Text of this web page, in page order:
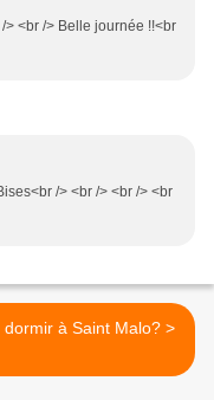
> <br /> Belle journée !!<br
/> <br /> <br /> <br
Où dormir à Saint Malo? >